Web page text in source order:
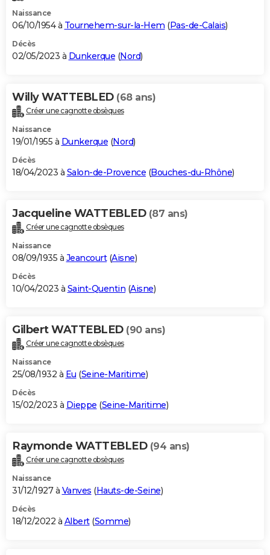
Naissance
06/10/1954 à Tournehem-sur-la-Hem (Pas-de-Calais)
Décès
02/05/2023 à Dunkerque (Nord)
Willy WATTEBLED (68 ans)
Créer une cagnotte obsèques
Naissance
19/01/1955 à Dunkerque (Nord)
Décès
18/04/2023 à Salon-de-Provence (Bouches-du-Rhône)
Jacqueline WATTEBLED (87 ans)
Créer une cagnotte obsèques
Naissance
08/09/1935 à Jeancourt(Aisne)
Décès
10/04/2023 à Saint-Quentin (Aisne)
Gilbert WATTEBLED (90 ans)
Créer une cagnotte obsèques
Naissance
25/08/1932 à Eu (Seine-Maritime)
Décès
15/02/2023 à Dieppe (Seine-Maritime)
Raymonde WATTEBLED (94 ans)
Créer une cagnotte obsèques
Naissance
31/12/1927 à Vanves (Hauts-de-Seine)
Décès
18/12/2022 à Albert(Somme)